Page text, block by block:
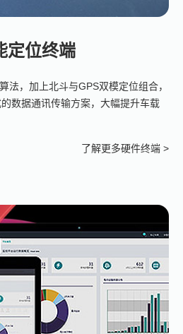
定位终端
法，加上北斗与GPS双模定位组合，
数据通讯传输方案，大幅提升车载
了解更多硬件终端 >